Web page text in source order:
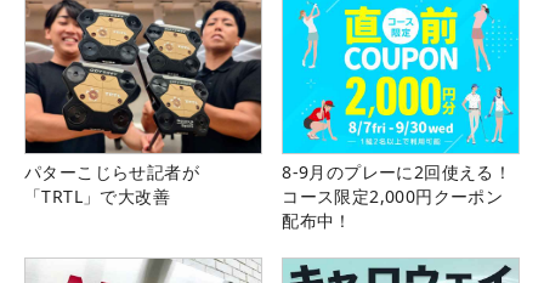
パターこじらせ記者が
「TRTL」で大改善
8-9月のプレーに2回使える！
コース限定2,000円クーポン
配布中！